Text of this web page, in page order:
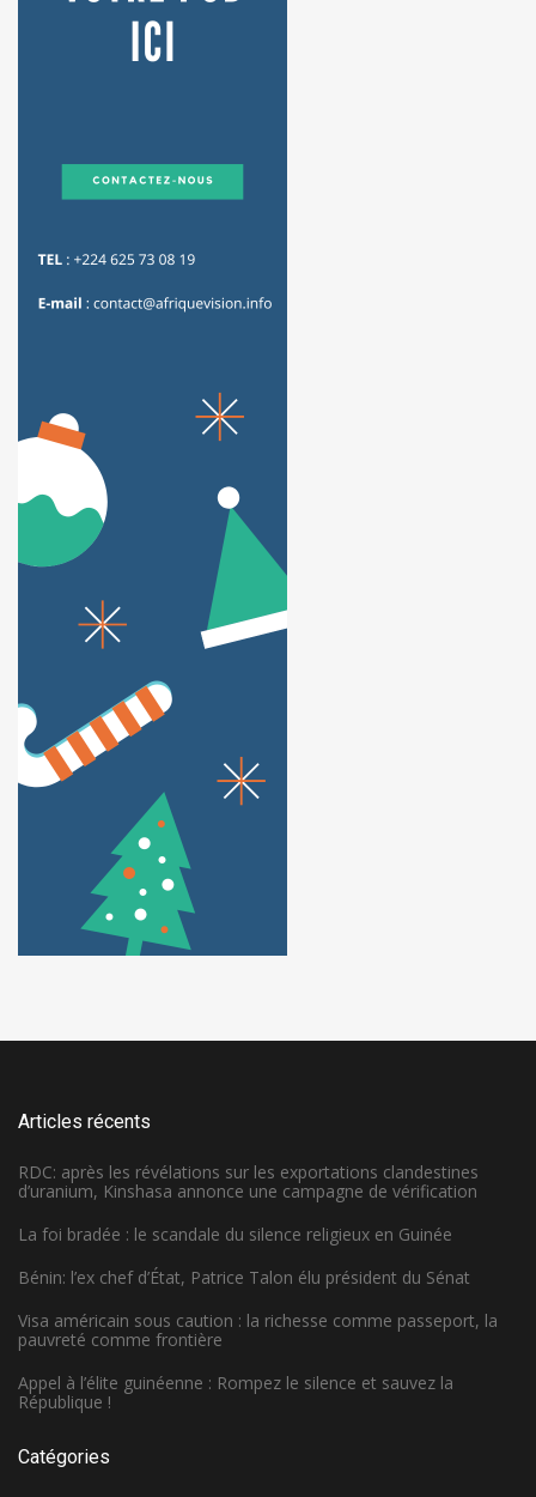
Articles récents
RDC: après les révélations sur les exportations clandestines
d’uranium, Kinshasa annonce une campagne de vérification
La foi bradée : le scandale du silence religieux en Guinée
Bénin: l’ex chef d’État, Patrice Talon élu président du Sénat
Visa américain sous caution : la richesse comme passeport, la
pauvreté comme frontière
Appel à l’élite guinéenne : Rompez le silence et sauvez la
République !
Catégories